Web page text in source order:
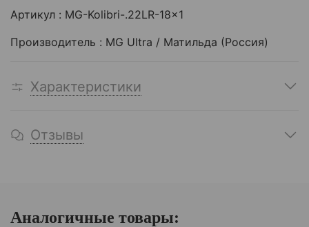
Артикул : MG-Kolibri-.22LR-18x1
Производитель : MG Ultra / Матильда (Россия)
Характеристики
Отзывы
Аналогичные товары: